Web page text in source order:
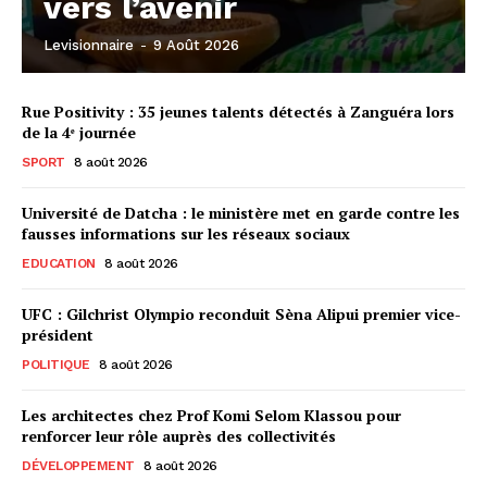
Levisionnaire - 9 Août 2026
Rue Positivity : 35 jeunes talents détectés à Zanguéra lors
de la 4ᵉ journée
SPORT 8 août 2026
Université de Datcha : le ministère met en garde contre les
fausses informations sur les réseaux sociaux
EDUCATION 8 août 2026
UFC : Gilchrist Olympio reconduit Sèna Alipui premier vice-
président
POLITIQUE 8 août 2026
Les architectes chez Prof Komi Selom Klassou pour
renforcer leur rôle auprès des collectivités
DÉVELOPPEMENT 8 août 2026